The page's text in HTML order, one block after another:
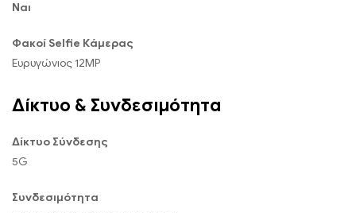
Ναι
Φακοί Selfie Κάμερας
Ευρυγώνιος 12MP
Δίκτυο & Συνδεσιμότητα
Δίκτυο Σύνδεσης
5G
Συνδεσιμότητα